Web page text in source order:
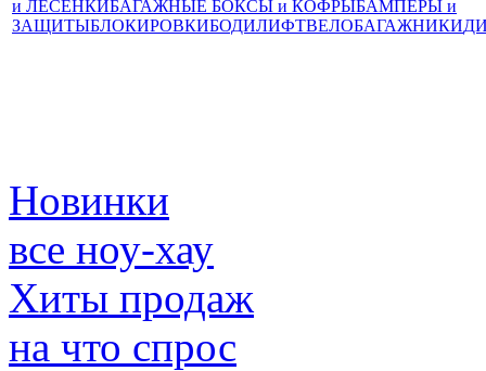
и ЛЕСЕНКИБАГАЖНЫЕ БОКСЫ и КОФРЫБАМПЕРЫ и
ЗАЩИТЫБЛОКИРОВКИБОДИЛИФТВЕЛОБАГАЖНИКИ
Новинки
все ноу-хау
Хиты продаж
на что спрос